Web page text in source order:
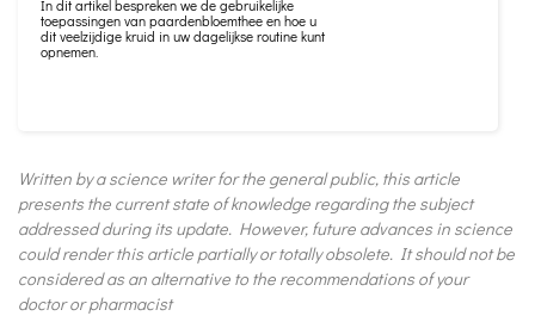
In dit artikel bespreken we de gebruikelijke
toepassingen van paardenbloemthee en hoe u
dit veelzijdige kruid in uw dagelijkse routine kunt
opnemen.
Written by a science writer for the general public, this article
presents the current state of knowledge regarding the subject
addressed during its update. However, future advances in science
could render this article partially or totally obsolete. It should not be
considered as an alternative to the recommendations of your
doctor or pharmacist